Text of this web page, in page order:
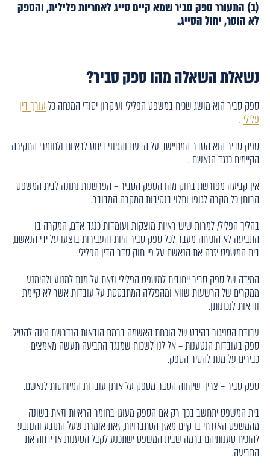
(ב) התעורר ספק סביר שמא קיים סייג לאחריות פלילית, והספק
לא הוסר, יחול הסייג.
נשאלת השאלה מהו ספק סביר?
ספק סביר הוא מושג שכיח במשפט הפלילי ועיקרון יסודי המנחה כלעורך דין
פלילי .
ספק סביר הוא הסבר המתיישב על הדעת והגיוני ביחס לראיות ולחומרי החקירה
הקיימים כנגד הנאשם .
אין קביעה מפורשת בחוק מהו הספק הסביר – הפרשנות נתונה לבית המשפט
הבוחן כל מקרה לגופו ותלוי בנסיבות המקרה המדובר.
בהליך הפלילי, למרות שיש ראיות מוצקות ועומדות כנגד אדם, המקרה בו
התביעה לא הוכיחה מעבר לכל ספק סביר היות והעבירות בוצעו על ידי הנאשם,
בית המשפט יזכה את הנאשם על פי חוק סדר הדין הפלילי.
המידה של ספק סביר ייחודית למשפט הפלילי וזאת על מנת למנוע ולהימנע
ממקרים של הרשעות שווא ומהפללה המתבססת על עובדות אשר לא קיימת
וודאות לנכונותן.
עבודת הסניגור בהיבט של הוכחת האשמה ברמת הודאות הנדרשת הינה להטיל
ספק בעובדות הנטענות – אל לנו לשכוח שמנגד התביעה תעשה מאמצים
כבירים על מנת להסיר הספק.
ספק סביר – צריך שיהווה הסבר מספק על אותן עובדות המיוחסות לנאשם.
בית המשפט יתחשב בכך רק אם הספק מעוגן בחומר הראיות וזאת בשונה
מהמשפט האזרחי בו קיים מאזן הסתברויות, זאת אומרת שעל התובע והנתבע
להוכיח טענותיהם ברמה שבית המשפט ישתכנע לקבל הטענות או ידחה את
התביעה.